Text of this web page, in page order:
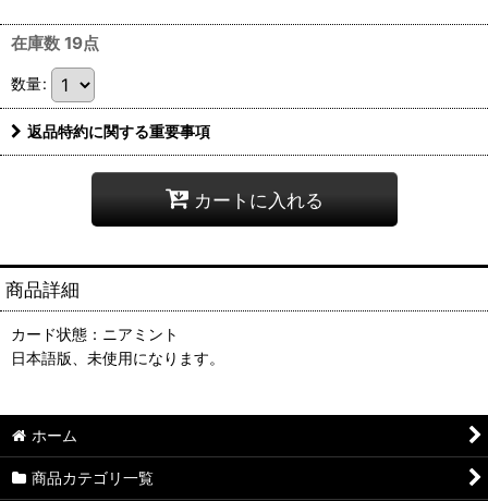
在庫数 19点
数量:
返品特約に関する重要事項
カートに入れる
商品詳細
カード状態：ニアミント
日本語版、未使用になります。
ホーム
商品カテゴリ一覧